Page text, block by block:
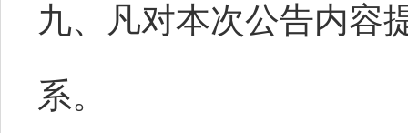
九、凡对本次公告内容
系。